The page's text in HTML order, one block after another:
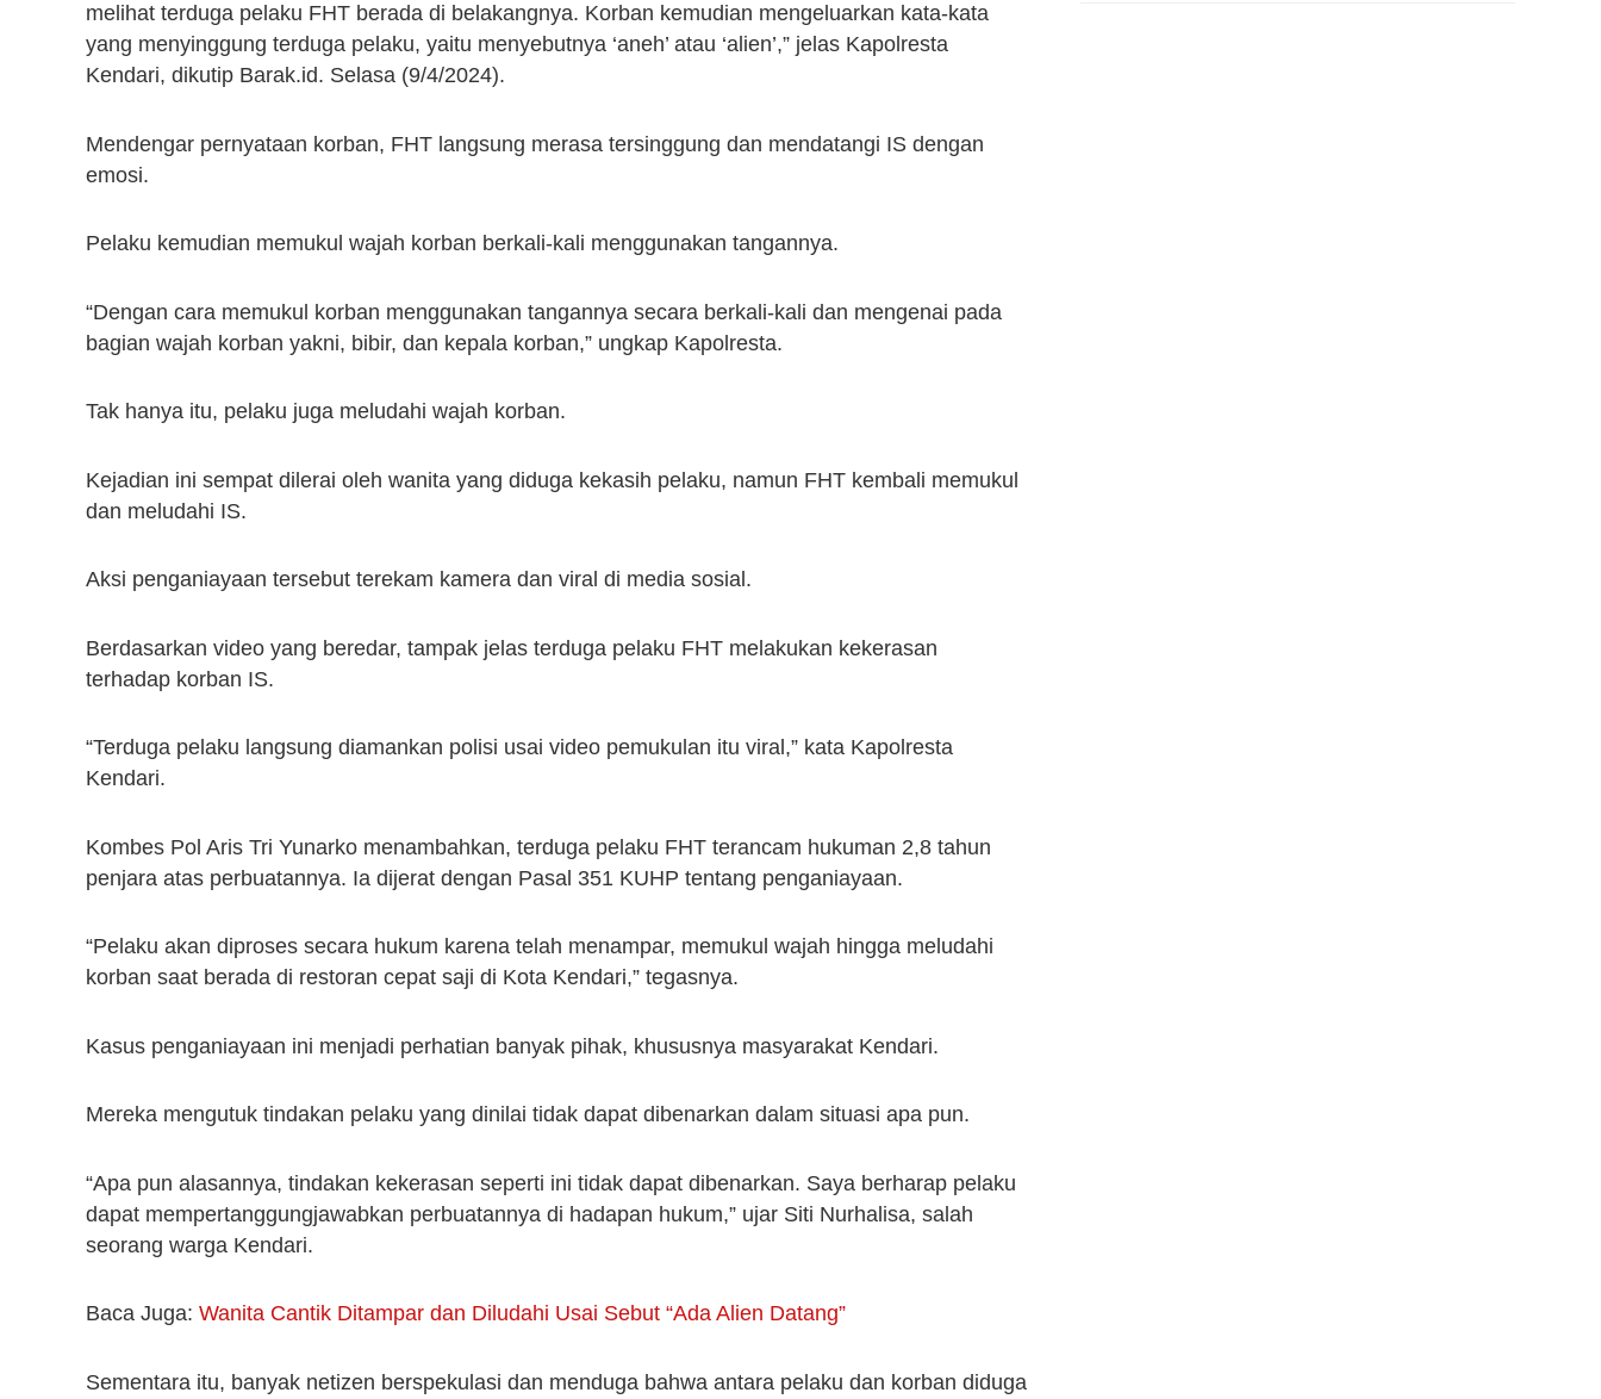
melihat terduga pelaku FHT berada di belakangnya. Korban kemudian mengeluarkan kata-kata
yang menyinggung terduga pelaku, yaitu menyebutnya ‘aneh’ atau ‘alien’,” jelas Kapolresta
Kendari, dikutip Barak.id. Selasa (9/4/2024).
Mendengar pernyataan korban, FHT langsung merasa tersinggung dan mendatangi IS dengan
emosi.
Pelaku kemudian memukul wajah korban berkali-kali menggunakan tangannya.
“Dengan cara memukul korban menggunakan tangannya secara berkali-kali dan mengenai pada
bagian wajah korban yakni, bibir, dan kepala korban,” ungkap Kapolresta.
Tak hanya itu, pelaku juga meludahi wajah korban.
Kejadian ini sempat dilerai oleh wanita yang diduga kekasih pelaku, namun FHT kembali memukul
dan meludahi IS.
Aksi penganiayaan tersebut terekam kamera dan viral di media sosial.
Berdasarkan video yang beredar, tampak jelas terduga pelaku FHT melakukan kekerasan
terhadap korban IS.
“Terduga pelaku langsung diamankan polisi usai video pemukulan itu viral,” kata Kapolresta
Kendari.
Kombes Pol Aris Tri Yunarko menambahkan, terduga pelaku FHT terancam hukuman 2,8 tahun
penjara atas perbuatannya. Ia dijerat dengan Pasal 351 KUHP tentang penganiayaan.
“Pelaku akan diproses secara hukum karena telah menampar, memukul wajah hingga meludahi
korban saat berada di restoran cepat saji di Kota Kendari,” tegasnya.
Kasus penganiayaan ini menjadi perhatian banyak pihak, khususnya masyarakat Kendari.
Mereka mengutuk tindakan pelaku yang dinilai tidak dapat dibenarkan dalam situasi apa pun.
“Apa pun alasannya, tindakan kekerasan seperti ini tidak dapat dibenarkan. Saya berharap pelaku
dapat mempertanggungjawabkan perbuatannya di hadapan hukum,” ujar Siti Nurhalisa, salah
seorang warga Kendari.
Baca Juga: Wanita Cantik Ditampar dan Diludahi Usai Sebut “Ada Alien Datang”
Sementara itu, banyak netizen berspekulasi dan menduga bahwa antara pelaku dan korban diduga